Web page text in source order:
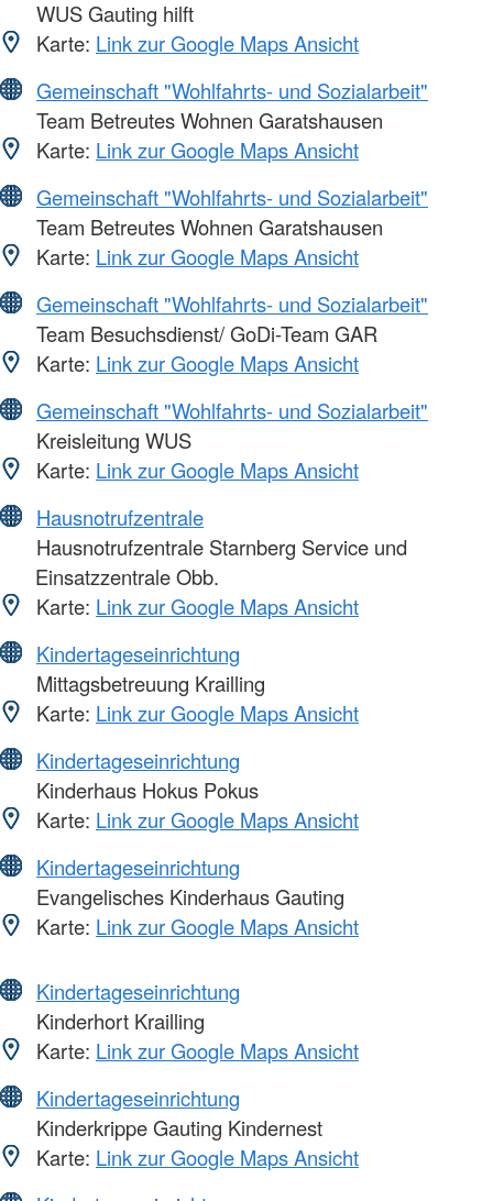
WUS Gauting hilft
Karte: Link zur Google Maps Ansicht
Gemeinschaft "Wohlfahrts- und Sozialarbeit"
Team Betreutes Wohnen Garatshausen
Karte: Link zur Google Maps Ansicht
Gemeinschaft "Wohlfahrts- und Sozialarbeit"
Team Betreutes Wohnen Garatshausen
Karte: Link zur Google Maps Ansicht
Gemeinschaft "Wohlfahrts- und Sozialarbeit"
Team Besuchsdienst/ GoDi-Team GAR
Karte: Link zur Google Maps Ansicht
Gemeinschaft "Wohlfahrts- und Sozialarbeit"
Kreisleitung WUS
Karte: Link zur Google Maps Ansicht
Hausnotrufzentrale
Hausnotrufzentrale Starnberg Service und
Einsatzzentrale Obb.
Karte: Link zur Google Maps Ansicht
Kindertageseinrichtung
Mittagsbetreuung Krailling
Karte: Link zur Google Maps Ansicht
Kindertageseinrichtung
Kinderhaus Hokus Pokus
Karte: Link zur Google Maps Ansicht
Kindertageseinrichtung
Evangelisches Kinderhaus Gauting
Karte: Link zur Google Maps Ansicht
Kindertageseinrichtung
Kinderhort Krailling
Karte: Link zur Google Maps Ansicht
Kindertageseinrichtung
Kinderkrippe Gauting Kindernest
Karte: Link zur Google Maps Ansicht